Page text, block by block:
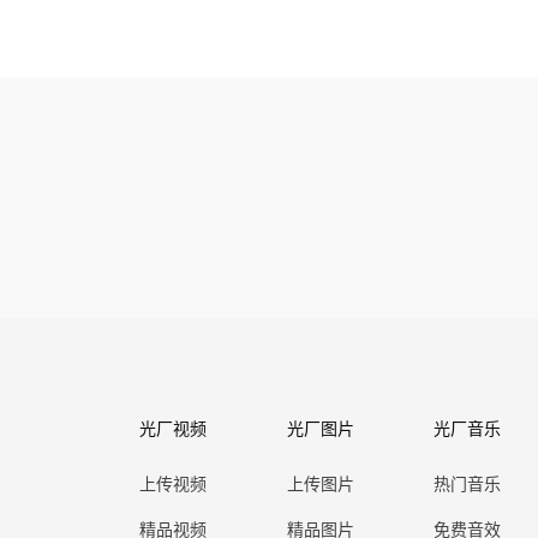
光厂视频
上传视频
精品视频
光厂图片
上传图片
精品图片
光厂音乐
热门音乐
免费音效